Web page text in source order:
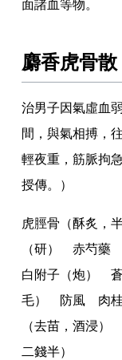
面諸血等物。
麝香虎骨散
治男子因氣虛血弱
間 ，與氣相搏 ，
輕夜重 ，筋脈拘急
授傳。 ）
虎脛骨（酥炙 ，
（研） 赤芍藥
白附子（炮）
毛） 防風 肉桂
（去苗 ，酒浸）
二錢半）